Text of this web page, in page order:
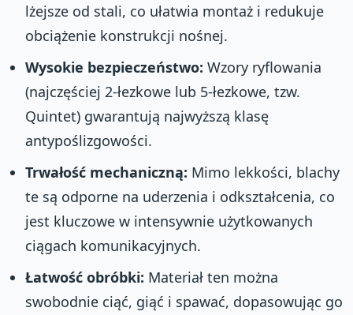
lżejsze od stali, co ułatwia montaż i redukuje
obciążenie konstrukcji nośnej.
Wysokie bezpieczeństwo: Wzory ryflowania
(najczęściej 2-łezkowe lub 5-łezkowe, tzw.
Quintet) gwarantują najwyższą klasę
antypoślizgowości.
Trwałość mechaniczną: Mimo lekkości, blachy
te są odporne na uderzenia i odkształcenia, co
jest kluczowe w intensywnie użytkowanych
ciągach komunikacyjnych.
Łatwość obróbki: Materiał ten można
swobodnie ciąć, giąć i spawać, dopasowując go